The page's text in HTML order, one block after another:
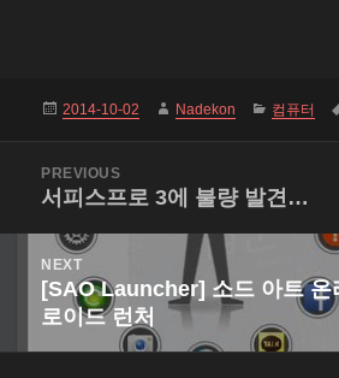
Posted
2014-10-02 Author
Nadekon 컴퓨터
navigation
PREVIOUS
Previous
서피스프로 3에 불량 발견…
NEXT
Next
post:
[SAO Launcher] 소드 아트 온
로이드 런처